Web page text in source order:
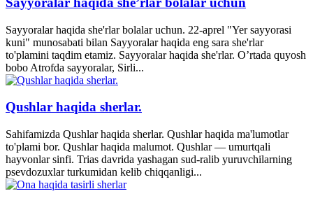
Sayyoralar haqida she'rlar bolalar uchun. 22-aprel "Yer sayyorasi
kuni" munosabati bilan Sayyoralar haqida eng sara she'rlar
to'plamini taqdim etamiz. Sayyoralar haqida she'rlar. O’rtada quyosh
bobo Atrofda sayyoralar, Sirli...
Qushlar haqida sherlar.
Sahifamizda Qushlar haqida sherlar. Qushlar haqida ma'lumotlar
to'plami bor. Qushlar haqida malumot. Qushlar — umurtqali
hayvonlar sinfi. Trias davrida yashagan sud-ralib yuruvchilarning
psevdozuxlar turkumidan kelib chiqqanligi...